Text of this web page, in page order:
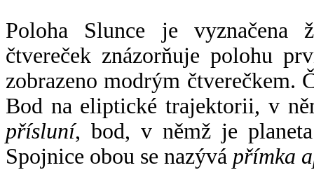
Poloha Slunce je vyznačena
čtvereček znázorňuje polohu
zobrazeno modrým čtverečkem.
Bod na eliptické trajektorii, v
přísluní, bod, v němž je
Spojnice obou se nazývá přímka